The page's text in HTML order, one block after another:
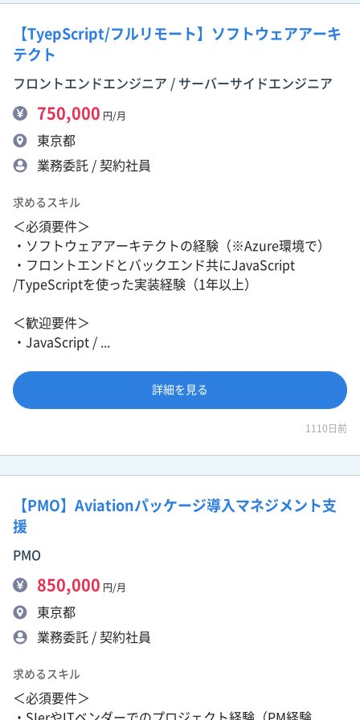
【TyepScript/フルリモート】ソフトウェアアーキ
テクト
フロントエンドエンジニア / サーバーサイドエンジニア
750,000 円/月
東京都
業務委託 / 契約社員
求めるスキル
＜必須要件＞
・ソフトウェアアーキテクトの経験（※Azure環境で）
・フロントエンドとバックエンド共にJavaScript
/TypeScriptを使った実装経験（1年以上）
＜歓迎要件＞
・JavaScript / ...
詳細を見る
1110日前
【PMO】Aviationパッケージ導入マネジメント支
援
PMO
850,000 円/月
東京都
業務委託 / 契約社員
求めるスキル
＜必須要件＞
・SIerやITベンダーでのプロジェクト経験（PM経験